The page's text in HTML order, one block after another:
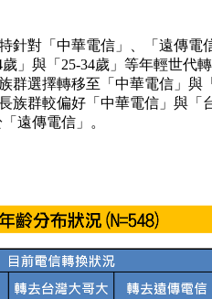
針對「中華電信」、「遠傳電
」與「25-34歲」等年輕世代轉
群選擇轉移至「中華電信」與
族群較偏好「中華電信」與「
遠傳電信」。